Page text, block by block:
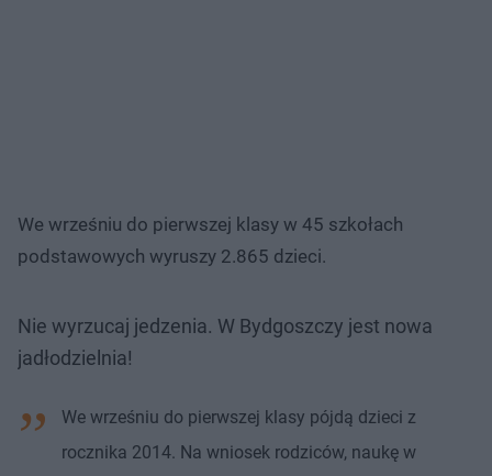
We wrześniu do pierwszej klasy w 45 szkołach
podstawowych wyruszy 2.865 dzieci.
Nie wyrzucaj jedzenia. W Bydgoszczy jest nowa
jadłodzielnia!
We wrześniu do pierwszej klasy pójdą dzieci z
rocznika 2014. Na wniosek rodziców, naukę w